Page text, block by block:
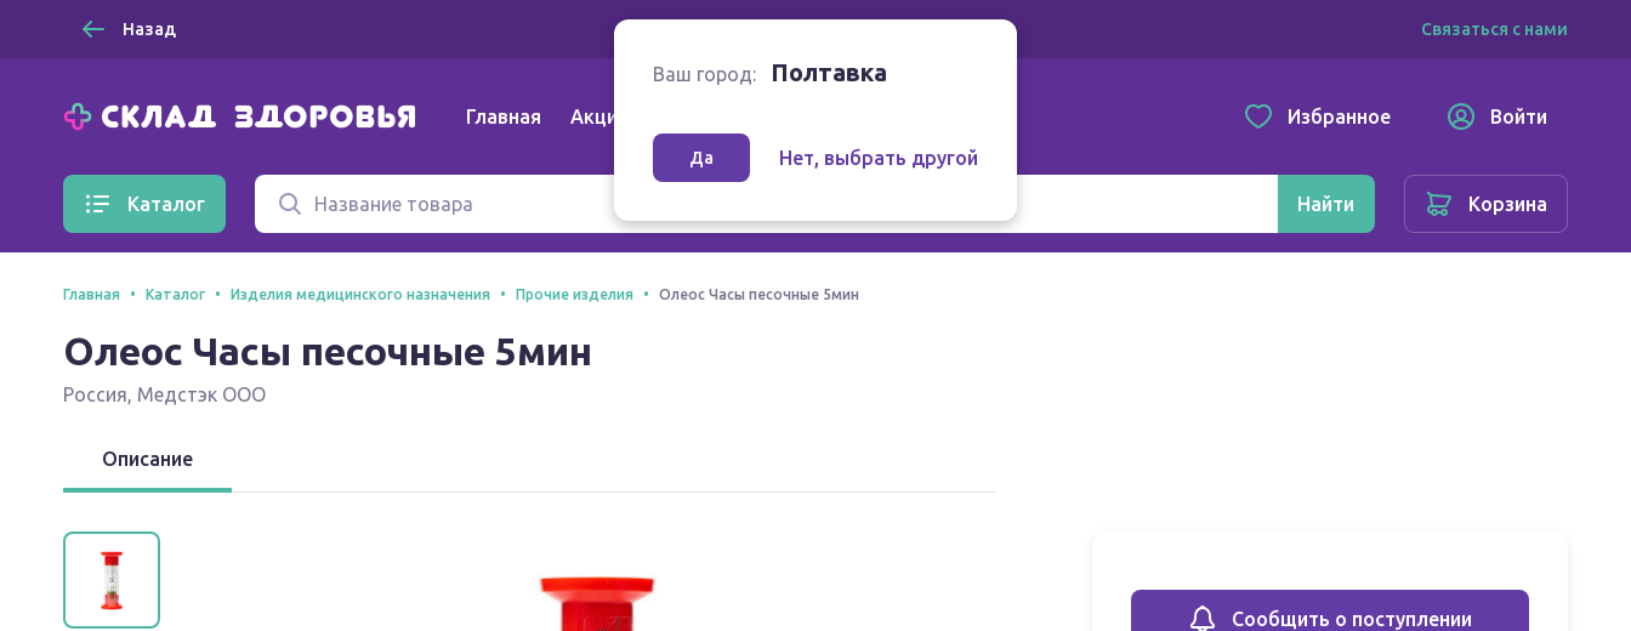
Назад Связаться с нами
Главная Акции Избранное Войти
Каталог Найти Корзина
Ваш город: Полтавка
Да Нет, выбрать другой
Главная Каталог Изделия медицинского назначения Прочие изделия Олеос Часы песочные 5мин
Олеос Часы песочные 5мин
Россия, Медстэк ООО
Описание
Сообщить о поступлении